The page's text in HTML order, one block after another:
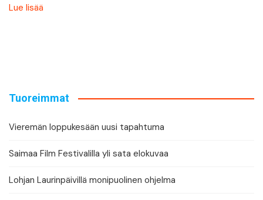
Lue lisää
Tuoreimmat
Vieremän loppukesään uusi tapahtuma
Saimaa Film Festivalilla yli sata elokuvaa
Lohjan Laurinpäivillä monipuolinen ohjelma